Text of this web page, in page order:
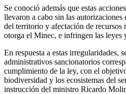
Se conoció además que estas
llevaron a cabo sin las autorizaciones
del territorio y afectación de recursos
otorga el Minec, e infringen las leyes
En respuesta a estas irregularidades,
administrativos sancionatorios
cumplimiento de la ley, con el
biodiversidad y los ecosistemas del
instrucción del ministro Ricardo